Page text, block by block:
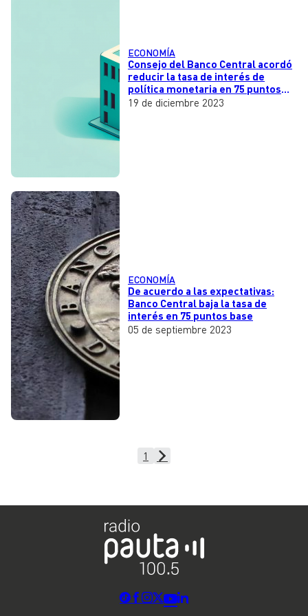
ECONOMÍA
Consejo del Banco Central acordó
reducir la tasa de interés de
política monetaria en 75 puntos
base
19 de diciembre 2023
ECONOMÍA
De acuerdo a las expectativas:
Banco Central baja la tasa de
interés en 75 puntos base
05 de septiembre 2023
1